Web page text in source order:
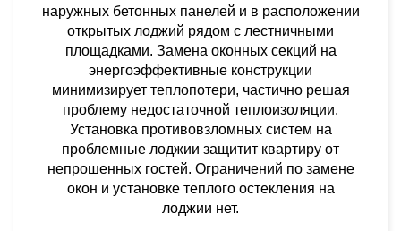
наружных бетонных панелей и в расположении
открытых лоджий рядом с лестничными
площадками. Замена оконных секций на
энергоэффективные конструкции
минимизирует теплопотери, частично решая
проблему недостаточной теплоизоляции.
Установка противовзломных систем на
проблемные лоджии защитит квартиру от
непрошенных гостей. Ограничений по замене
окон и установке теплого остекления на
лоджии нет.